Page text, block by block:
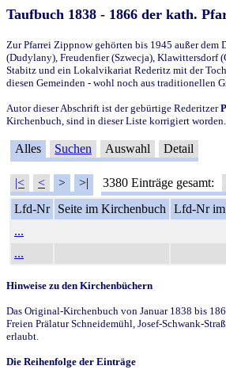
Taufbuch 1838 - 1866 der kath.
Zur Pfarrei Zippnow gehörten bis 1945 außer
(Dudylany), Freudenfier (Szwecja), Klawittersdorf
Stabitz und ein Lokalvikariat Rederitz mit der
diesen Gemeinden - wohl noch aus traditionellen
Autor dieser Abschrift ist der gebürtige Rederitzer
Kirchenbuch, sind in dieser Liste korrigiert
Alles Suchen Auswahl Detail
|< < > >| 3380 Einträge gesamt:
Lfd-Nr
Seite im Kirchenbuch Lfd-Nr im
...
...
Hinweise zu den Kirchenbüchern
Das Original-Kirchenbuch von Januar 1838 bis
Freien Prälatur Schneidemühl, Josef-Schwank-
erlaubt.
Die Reihenfolge der Einträge